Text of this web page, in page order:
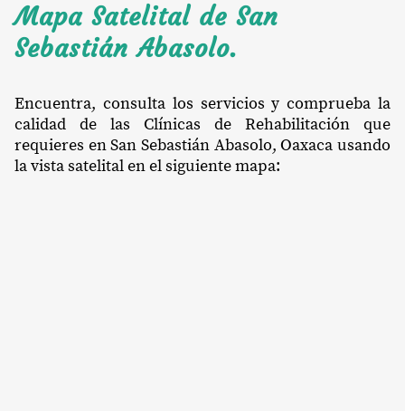
Mapa Satelital de San
Sebastián Abasolo.
Encuentra, consulta los servicios y comprueba la
calidad de las Clínicas de Rehabilitación que
requieres en San Sebastián Abasolo, Oaxaca usando
la vista satelital en el siguiente mapa: